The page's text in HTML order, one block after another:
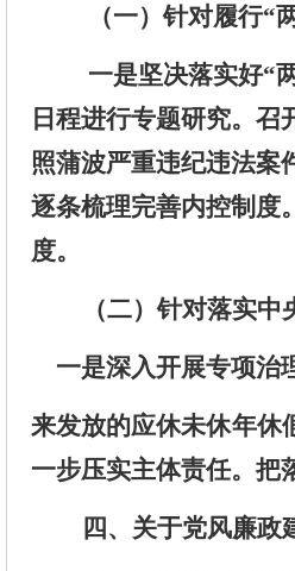
（一）针对履行“
一是坚决落实好“
日程进行专题研究。召
照蒲波严重违纪违法案
逐条梳理完善内控制度
度。
（二）针对落实中
一是深入开展专项治
来发放的应休未休年休
一步压实主体责任。把
四 、关于党风廉政